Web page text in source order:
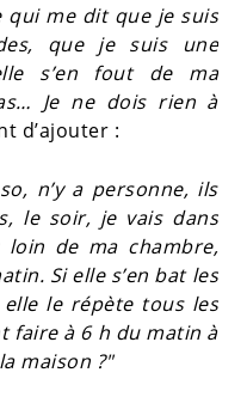
qui me dit que je suis
que je suis une
s’en fout de ma
Je ne dois rien à
d’ajouter :
n’y a personne, ils
le soir, je vais dans
de ma chambre,
Si elle s’en bat les
le répète tous les
faire à 6 h du matin à
maison ?"